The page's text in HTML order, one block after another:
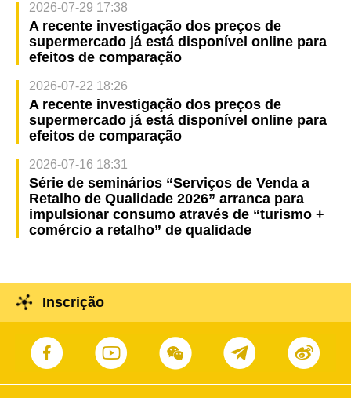
2026-07-29 17:38
A recente investigação dos preços de
supermercado já está disponível online para
efeitos de comparação
2026-07-22 18:26
A recente investigação dos preços de
supermercado já está disponível online para
efeitos de comparação
2026-07-16 18:31
Série de seminários “Serviços de Venda a
Retalho de Qualidade 2026” arranca para
impulsionar consumo através de “turismo +
comércio a retalho” de qualidade
Inscrição